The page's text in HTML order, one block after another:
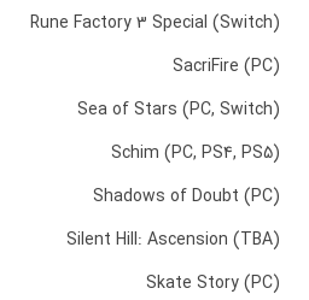
Rune Factory 3 Special (Switch)
SacriFire (PC)
Sea of Stars (PC, Switch)
Schim (PC, PS4, PS5)
Shadows of Doubt (PC)
Silent Hill: Ascension (TBA)
Skate Story (PC)